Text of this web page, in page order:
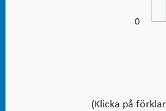
0
(Klicka på